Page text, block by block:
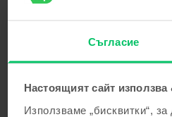
Съгласие
Настоящият сайт
Използваме „бисквитки“,